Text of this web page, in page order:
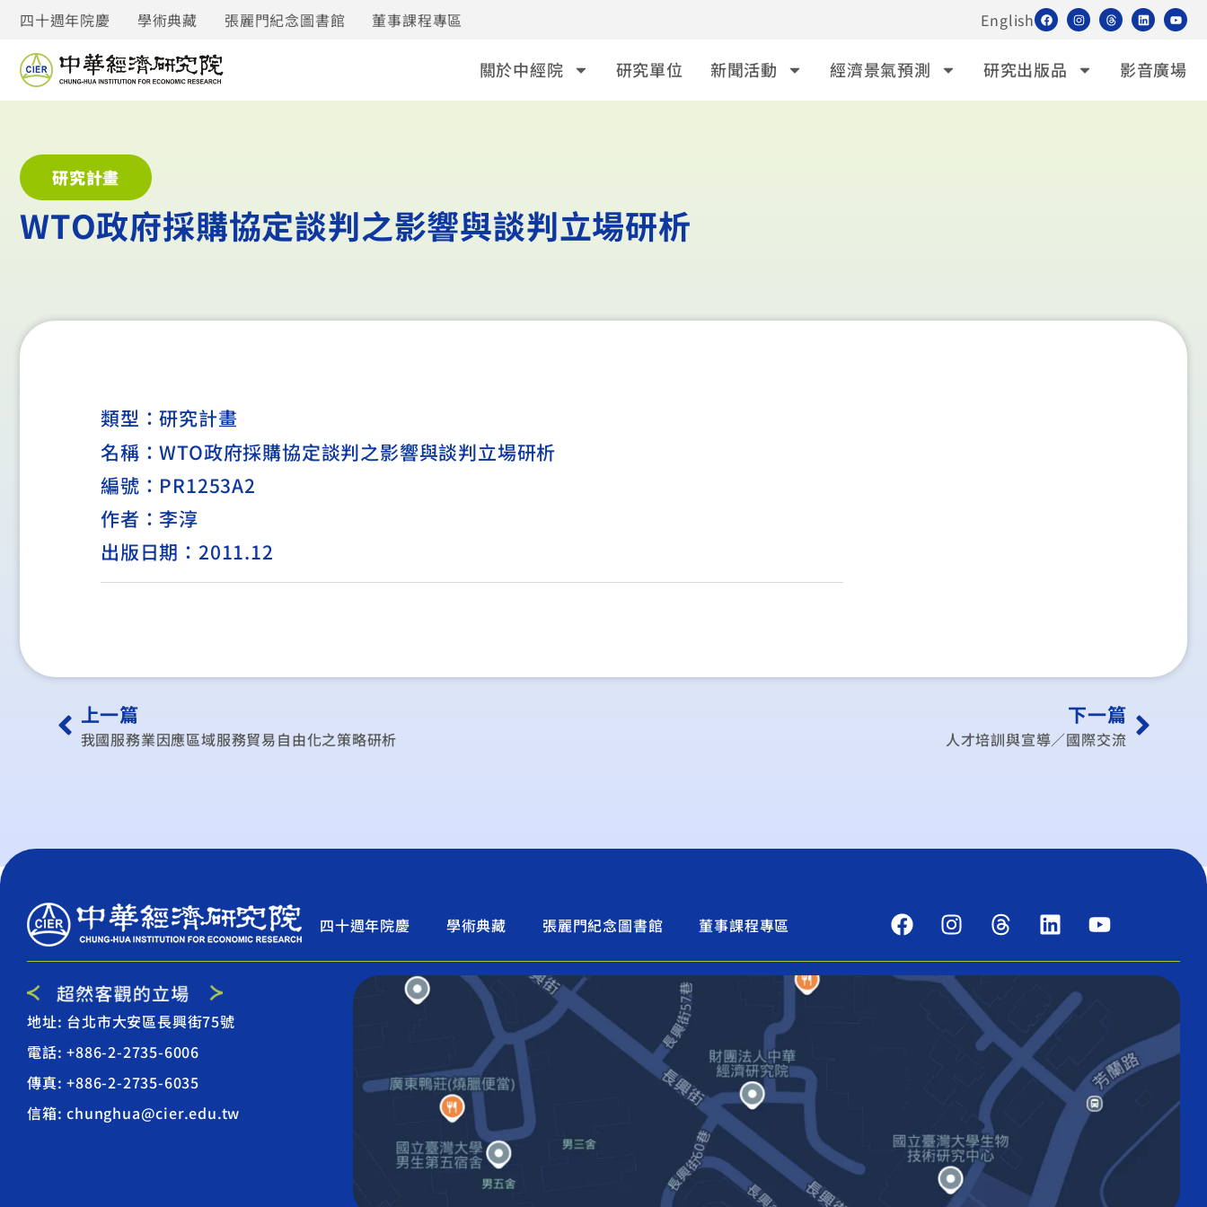
四十週年院慶 學術典藏 張麗門紀念圖書館 董事課程專區 English
關於中經院 研究單位 新聞活動 經濟景氣預測 研究出版品 影音廣場
研究計畫
WTO政府採購協定談判之影響與談判立場研析
類型：研究計畫
名稱：WTO政府採購協定談判之影響與談判立場研析
編號：PR1253A2
作者：李淳
出版日期：2011.12
上一篇
我國服務業因應區域服務貿易自由化之策略研析
下一篇
人才培訓與宣導／國際交流
四十週年院慶 學術典藏 張麗門紀念圖書館 董事課程專區
地址: 台北市大安區長興街75號
電話: +886-2-2735-6006
傳真: +886-2-2735-6035
信箱: chunghua@cier.edu.tw